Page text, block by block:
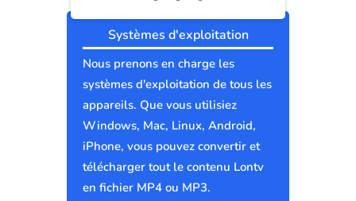
Systèmes d'exploitation
Nous prenons en charge les
systèmes d'exploitation de tous les
appareils. Que vous utilisiez
Windows, Mac, Linux, Android,
iPhone, vous pouvez convertir et
télécharger tout le contenu Lontv
en fichier MP4 ou MP3.